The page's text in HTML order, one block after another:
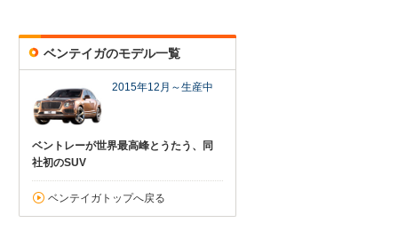
ベンテイガのモデル一覧
2015年12月～生産中
ベントレーが世界最高峰とうたう、同
社初のSUV
ベンテイガトップへ戻る